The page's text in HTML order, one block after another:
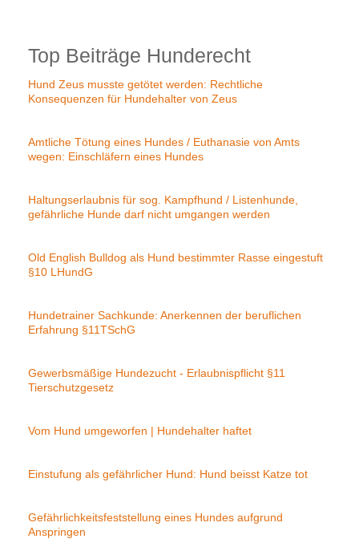
Top Beiträge Hunderecht
Hund Zeus musste getötet werden: Rechtliche
Konsequenzen für Hundehalter von Zeus
Amtliche Tötung eines Hundes / Euthanasie von Amts
wegen: Einschläfern eines Hundes
Haltungserlaubnis für sog. Kampfhund / Listenhunde,
gefährliche Hunde darf nicht umgangen werden
Old English Bulldog als Hund bestimmter Rasse eingestuft
§10 LHundG
Hundetrainer Sachkunde: Anerkennen der beruflichen
Erfahrung §11TSchG
Gewerbsmäßige Hundezucht - Erlaubnispflicht §11
Tierschutzgesetz
Vom Hund umgeworfen | Hundehalter haftet
Einstufung als gefährlicher Hund: Hund beisst Katze tot
Gefährlichkeitsfeststellung eines Hundes aufgrund
Anspringen